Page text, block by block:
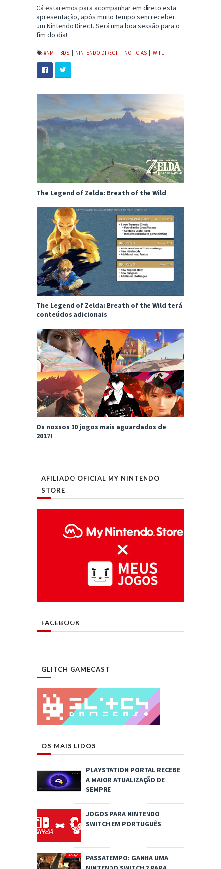
Cá estaremos para acompanhar em direto esta
apresentação, após muito tempo sem receber
um Nintendo Direct. Será uma boa sessão para o
fim do dia!
#NM | 3DS | NINTENDO DIRECT | NOTICIAS | WII U
The Legend of Zelda: Breath of the Wild
The Legend of Zelda: Breath of the Wild terá
conteúdos adicionais
Os nossos 10 jogos mais aguardados de
2017!
AFILIADO OFICIAL MY NINTENDO
STORE
FACEBOOK
GLITCH GAMECAST
OS MAIS LIDOS
PLAYSTATION PORTAL RECEBE
A MAIOR ATUALIZAÇÃO DE
SEMPRE
JOGOS PARA NINTENDO
SWITCH EM PORTUGUÊS
PASSATEMPO: GANHA UMA